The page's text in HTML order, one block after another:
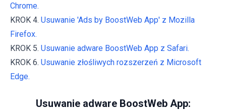
Chrome.
KROK 4. Usuwanie 'Ads by BoostWeb App' z Mozilla
Firefox.
KROK 5. Usuwanie adware BoostWeb App z Safari.
KROK 6. Usuwanie złośliwych rozszerzeń z Microsoft
Edge.
Usuwanie adware BoostWeb App: